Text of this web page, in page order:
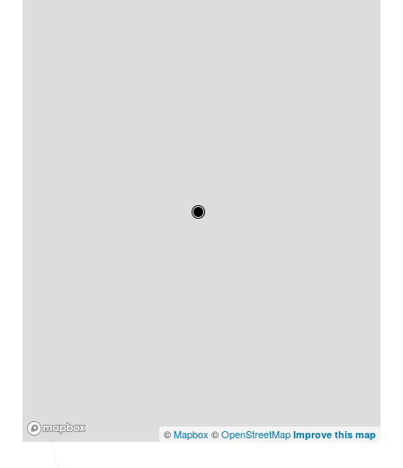
©Mapbox ©OpenStreetMap Improve this map